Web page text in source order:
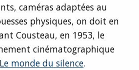
caméras adaptées au
physiques, on doit en
Cousteau, en 1953, le
cinématographique
Le monde du silence.